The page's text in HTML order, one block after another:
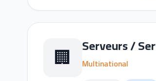
🏢 Serveurs /
Multinational